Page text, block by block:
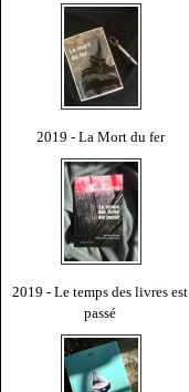
2019 - La Mort du fer
2019 - Le temps des livres est
passé